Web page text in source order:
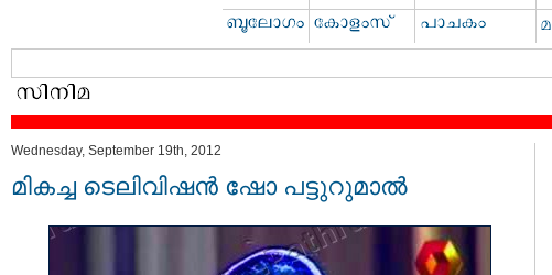
Wednesday, September 19th, 2012
മികച്ച ടെലിവിഷൻ ഷോ പട്ടുറുമാൽ